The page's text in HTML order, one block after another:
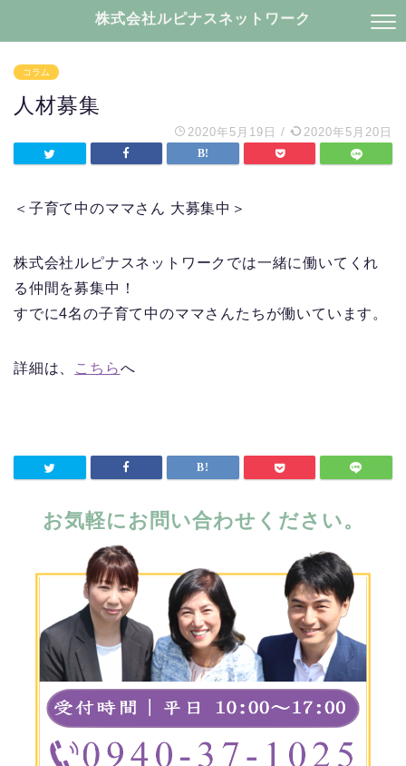
株式会社ルピナスネットワーク
コラム
人材募集
2020年5月19日 / 2020年5月20日
＜子育て中のママさん 大募集中＞
株式会社ルピナスネットワークでは一緒に働いてくれ
る仲間を募集中！
すでに4名の子育て中のママさんたちが働いています。
詳細は、 こちらへ
お気軽にお問い合わせください。